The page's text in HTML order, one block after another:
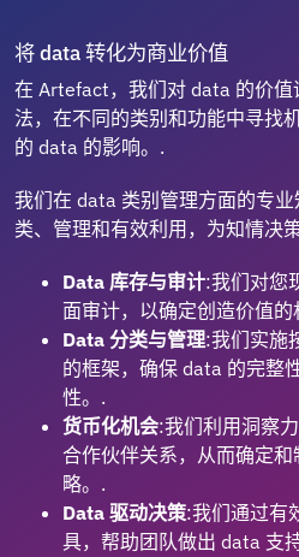
将 data 转化为商业价值
在 Artefact，我们对 data 的价值
法，在不同的类别和功能中寻找
的 data 的影响。.
我们在 data 类别管理方面的专
类、管理和有效利用，为知情决
Data 库存与审计:我们对您
面审计，以确定创造价值的
Data 分类与管理:我们实施
的框架，确保 data 的完整
性。.
货币化机会:我们利用洞察
合作伙伴关系，从而确定
略。.
Data 驱动决策:我们通过有
具，帮助团队做出 data 支